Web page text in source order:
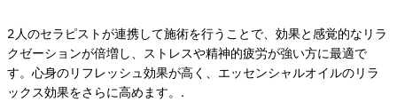
2人のセラピストが連携して施術を行うことで、効果と感覚的なリラ
クゼーションが倍増し、ストレスや精神的疲労が強い方に最適で
す。心身のリフレッシュ効果が高く、エッセンシャルオイルのリラ
ックス効果をさらに高めます。.